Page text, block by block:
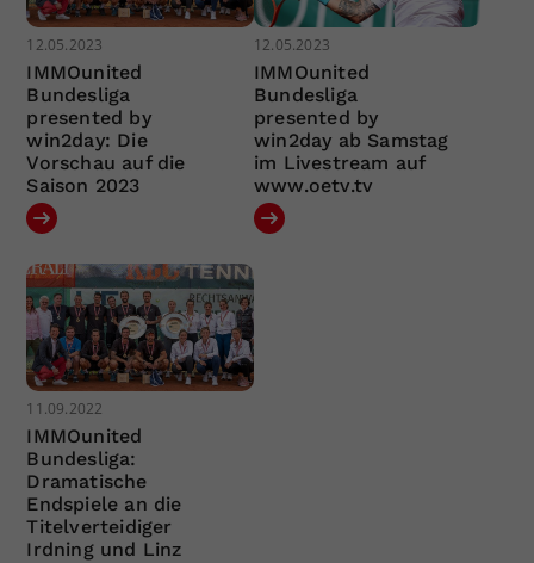
12.05.2023
IMMOunited
Bundesliga
presented by
win2day: Die
Vorschau auf die
Saison 2023
12.05.2023
IMMOunited
Bundesliga
presented by
win2day ab Samstag
im Livestream auf
www.oetv.tv
11.09.2022
IMMOunited
Bundesliga:
Dramatische
Endspiele an die
Titelverteidiger
Irdning und Linz